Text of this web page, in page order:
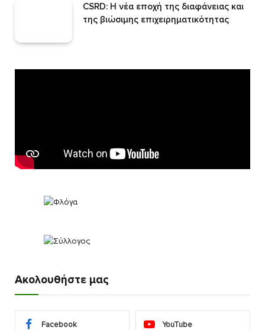
CSRD: Η νέα εποχή της διαφάνειας και
της βιώσιμης επιχειρηματικότητας
Ακολουθήστε μας
Facebook YouTube